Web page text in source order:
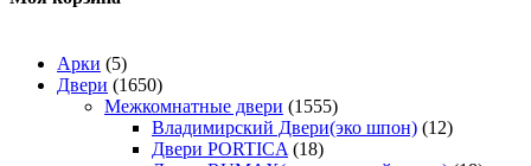
Арки (5)
Двери (1650)
Межкомнатные двери (1555)
Владимирский Двери(эко шпон) (12)
Двери PORTICA (18)